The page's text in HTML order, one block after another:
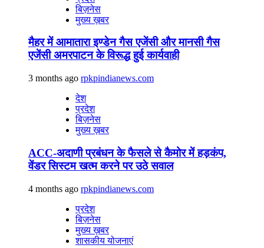
बिज़नेस
मुख्य ख़बर
मैहर में आमातारा इण्डेन गैस एजेंसी और मानसी गैस
एजेंसी अमरपाटन के विरूद्ध हुई कार्यवाही
3 months ago rpkpindianews.com
देश
प्रदेश
बिज़नेस
मुख्य ख़बर
ACC-अदाणी प्रबंधन के फैसले से कैमोर में हड़कंप,
वेंडर सिस्टम खत्म करने पर उठे सवाल
4 months ago rpkpindianews.com
प्रदेश
बिज़नेस
मुख्य ख़बर
शासकीय योजनाएं